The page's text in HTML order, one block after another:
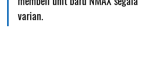
varian.